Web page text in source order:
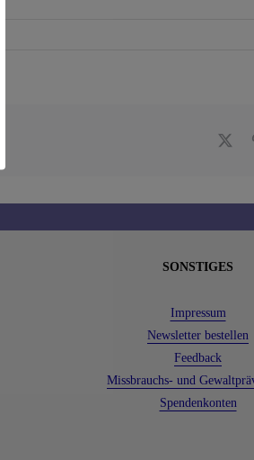
SONSTIGES
Impressum
Newsletter bestellen
Feedback
Missbrauchs- und
Spendenkonten